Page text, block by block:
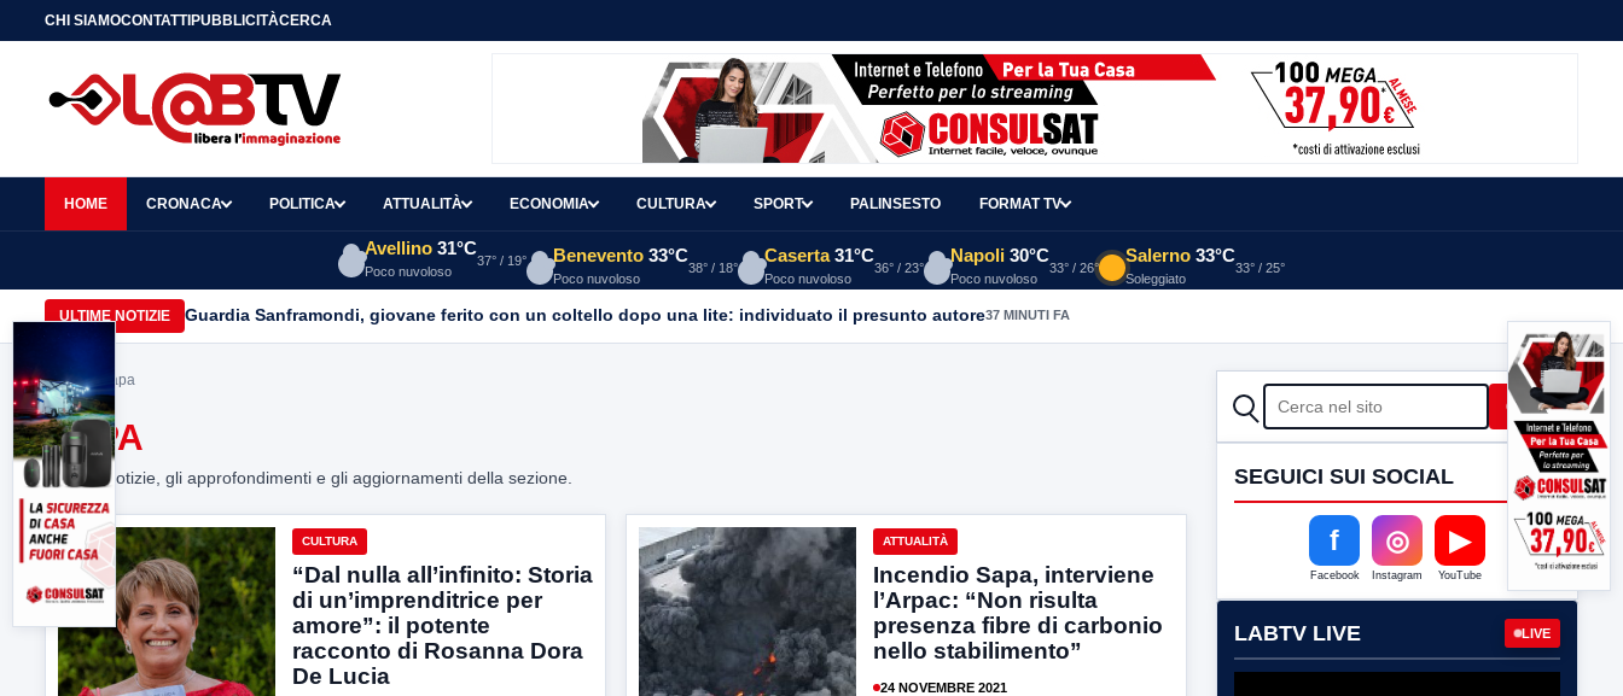
CHI SIAMOCONTATTIPUBBLICITÀCERCA
HOME CRONACA POLITICA ATTUALITÀ ECONOMIA CULTURA SPORT PALINSESTO FORMAT TV
Avellino 31°C
Poco nuvoloso
37° / 19° Benevento 33°C
Poco nuvoloso
38° / 18°
Caserta 31°C
Poco nuvoloso
36° / 23°
Napoli 30°C
Poco nuvoloso
33° / 26°
Salerno 33°C
Soleggiato
33° / 25°
ULTIME NOTIZIE Guardia Sanframondi, giovane ferito con un coltello dopo una lite: individuato il presunto autore37 MINUTI FA
Home> Sapa
SAPA
Tutte le notizie, gli approfondimenti e gli aggiornamenti della sezione.
CULTURA
“Dal nulla all’infinito: Storia
di un’imprenditrice per
amore”: il potente
racconto di Rosanna Dora
De Lucia
ATTUALITÀ
Incendio Sapa, interviene
l’Arpac: “Non risulta
presenza fibre di carbonio
nello stabilimento”
24 NOVEMBRE 2021
CERCA Cerca
SEGUICI SUI SOCIAL
f
Facebook
◎
Instagram
▶
YouTube
LABTV LIVE LIVE